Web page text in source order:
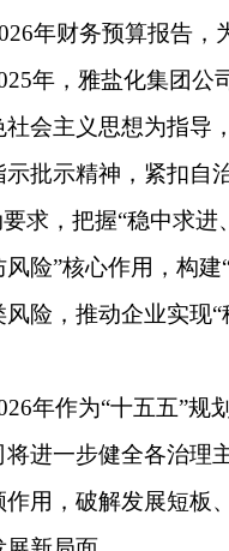
年财务预算报告，
年，雅盐化集团公
会主义思想为指导
批示精神，紧扣自
求，把握“稳中求
险”核心作用，构
险，推动企业实现
年作为“十五五”规
进一步健全各治理
用，破解发展短板